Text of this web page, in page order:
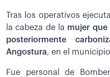
Tras los operativos
la cabeza de la mujer que
posteriormente
Angostura, en el
Fue personal de